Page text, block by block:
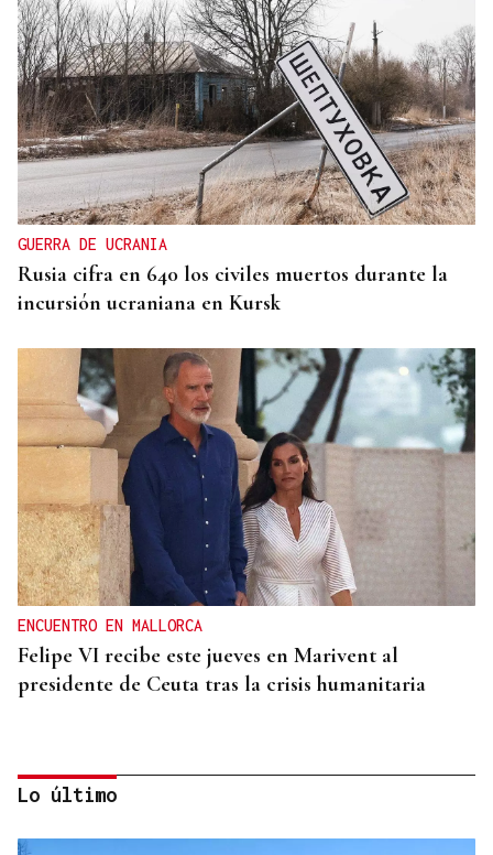
GUERRA DE UCRANIA
Rusia cifra en 640 los civiles muertos durante la
incursión ucraniana en Kursk
ENCUENTRO EN MALLORCA
Felipe VI recibe este jueves en Marivent al
presidente de Ceuta tras la crisis humanitaria
Lo último